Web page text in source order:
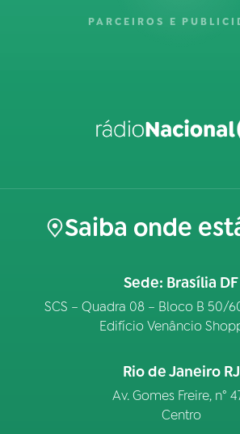
PARCEIROS E
Saiba onde
Sede: Brasília DF
SCS – Quadra 08 – Bloco B 50/
Edifício Venâncio
Rio de Janeiro RJ
Av. Gomes Freire, n°
Centro